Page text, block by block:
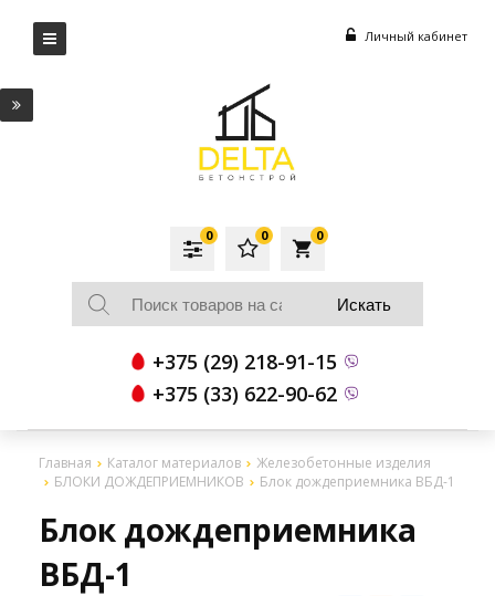
Личный кабинет
local_grocery_store
0
0
0
+375 (29) 218-91-15
+375 (33) 622-90-62
Главная Каталог материалов
Железобетонные изделия
БЛОКИ ДОЖДЕПРИЕМНИКОВ
Блок дождеприемника ВБД-1
Блок дождеприемника
ВБД-1